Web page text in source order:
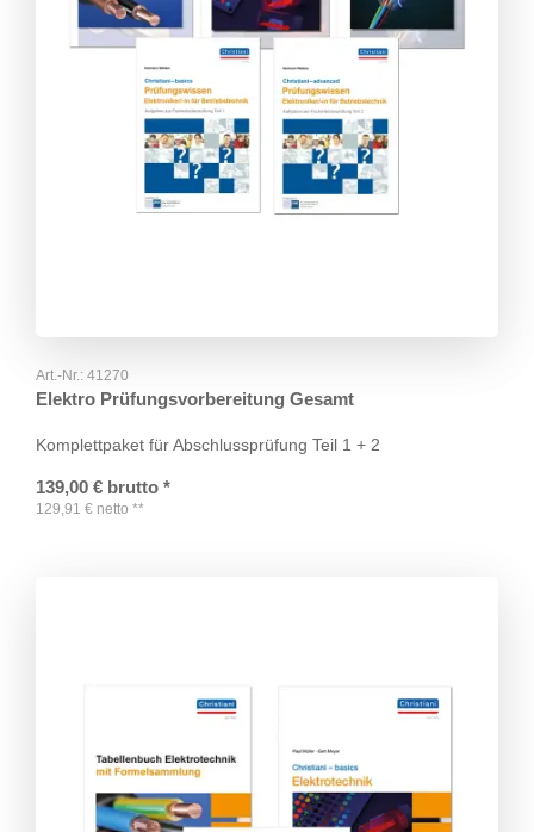
Art.-Nr.: 41270
Elektro Prüfungsvorbereitung Gesamt
Komplettpaket für Abschlussprüfung Teil 1 + 2
139,00 € brutto *
129,91 € netto **